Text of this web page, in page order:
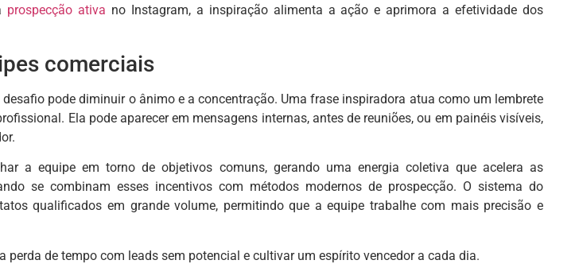
prospecção ativa no Instagram, a inspiração alimenta a ação e aprimora a efetividade dos
comerciais
pode diminuir o ânimo e a concentração. Uma frase inspiradora atua como um lembrete
Ela pode aparecer em mensagens internas, antes de reuniões, ou em painéis visíveis,
a equipe em torno de objetivos comuns, gerando uma energia coletiva que acelera as
se combinam esses incentivos com métodos modernos de prospecção. O sistema do
qualificados em grande volume, permitindo que a equipe trabalhe com mais precisão e
perda de tempo com leads sem potencial e cultivar um espírito vencedor a cada dia.